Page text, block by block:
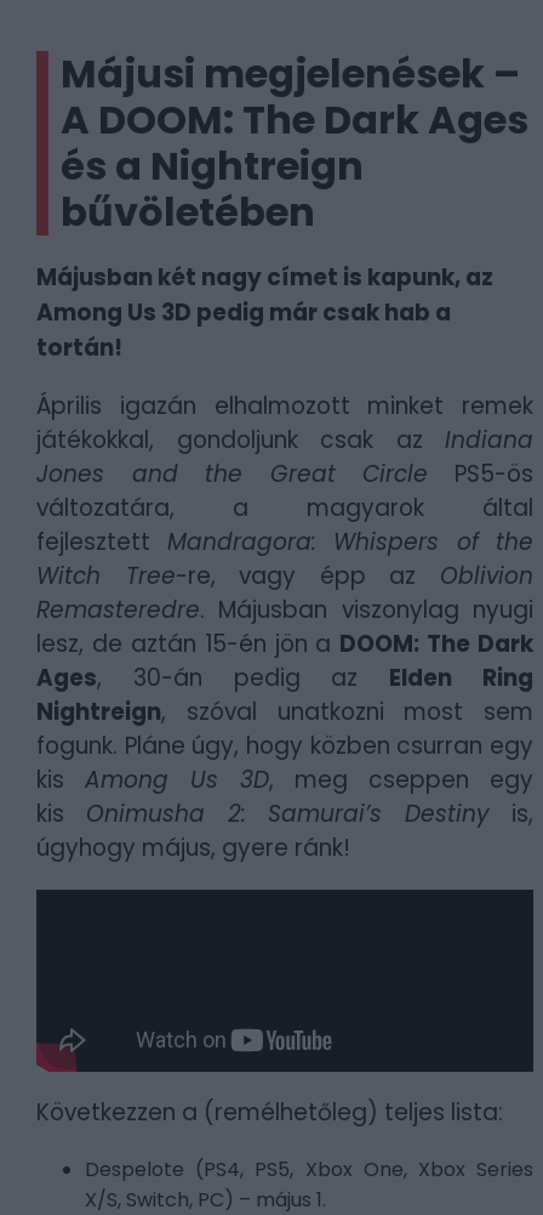
Májusi megjelenések –
A DOOM: The Dark Ages
és a Nightreign
bűvöletében
Májusban két nagy címet is kapunk, az
Among Us 3D pedig már csak hab a
tortán!
Április igazán elhalmozott minket remek
játékokkal, gondoljunk csak az Indiana
Jones and the Great Circle PS5-ös
változatára, a magyarok által
fejlesztett Mandragora: Whispers of the
Witch Tree-re, vagy épp az Oblivion
Remasteredre. Májusban viszonylag nyugi
lesz, de aztán 15-én jön a DOOM: The Dark
Ages, 30-án pedig az Elden Ring
Nightreign, szóval unatkozni most sem
fogunk. Pláne úgy, hogy közben csurran egy
kis Among Us 3D, meg cseppen egy
kis Onimusha 2: Samurai’s Destiny is,
úgyhogy május, gyere ránk!
Következzen a (remélhetőleg) teljes lista:
Despelote (PS4, PS5, Xbox One, Xbox Series
X/S, Switch, PC) – május 1.